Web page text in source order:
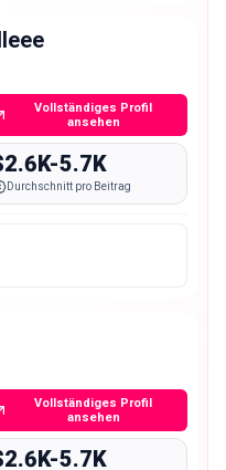
Vollständiges Profil
ansehen
5.7K
Durchschnitt pro Beitrag
Vollständiges Profil
ansehen
5.7K